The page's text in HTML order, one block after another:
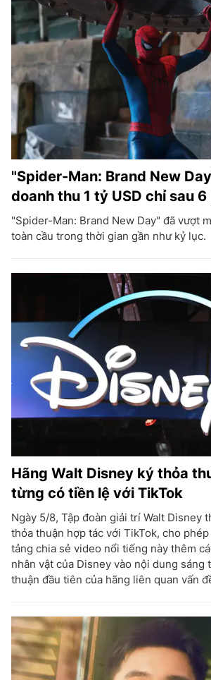
"Spider-Man: Brand New
doanh thu 1 tỷ USD chỉ sau
"Spider-Man: Brand New Day" đã vượt
toàn cầu trong thời gian gần như kỷ lục.
Hãng Walt Disney ký thỏa
từng có tiền lệ với TikTok
Ngày 5/8, Tập đoàn giải trí Walt Disney
thỏa thuận hợp tác với TikTok, cho
tảng chia sẻ video nổi tiếng này thêm
nhân vật của Disney vào nội dung sáng
thuận đầu tiên của hãng liên quan vấn